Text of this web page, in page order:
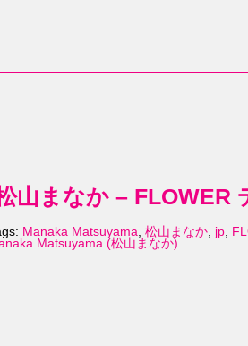
山まなか – FLOWER
Manaka Matsuyama, 松山まなか, jp,
Matsuyama (松山まなか)